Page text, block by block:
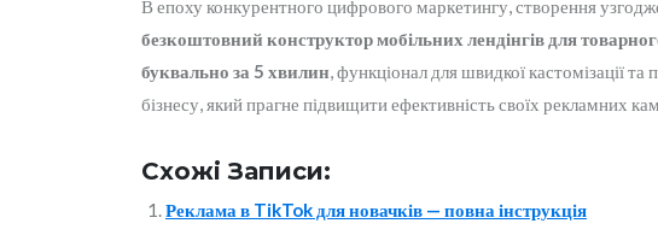
В епоху конкурентного цифрового маркетингу, створення
безкоштовний конструктор мобільних лендінгів для
буквально за 5 хвилин, функціонал для швидкої кастомізації та
бізнесу, який прагне підвищити ефективність своїх рекламних
Схожі Записи:
Реклама в TikTok для новачків — повна інструкція